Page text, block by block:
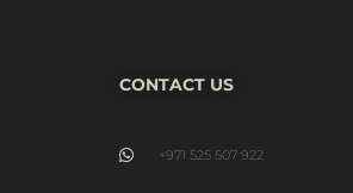
CONTACT US
+971 525 507 922